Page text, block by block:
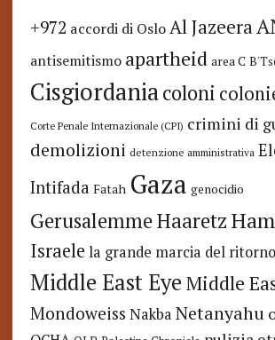
+972 accordi di Oslo Al Jazeera
antisemitismo apartheid area C
Cisgiordaniacoloni
Corte Penale Internazionale (CPI) crimini di
demolizioni detenzione amministrativa
Intifada Fatah Gaza genocidio
GerusalemmeHaaretz
Israele la grande marcia del ritorno
Middle East Eye Middle
Mondoweiss Nakba Netanyahu